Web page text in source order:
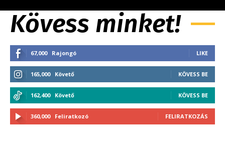
Kövess minket!
67,000 Rajongó LIKE
165,000 Követő KÖVESS BE
162,400 Követő KÖVESS BE
360,000 Feliratkozó FELIRATKOZÁS